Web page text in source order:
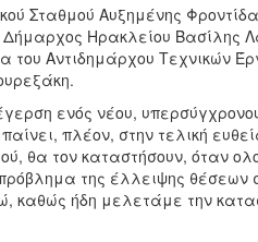
Σταθμού Αυξημένης
Ηρακλείου Βασίλης
του Αντιδημάρχου Τεχνικών
ενός νέου,
πλέον, στην τελική
θα τον καταστήσουν, όταν
της έλλειψης θέσεων
καθώς ήδη μελετάμε την